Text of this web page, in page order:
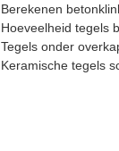
Berekenen
Hoeveelheid tegels
Tegels onder
Keramische tegels